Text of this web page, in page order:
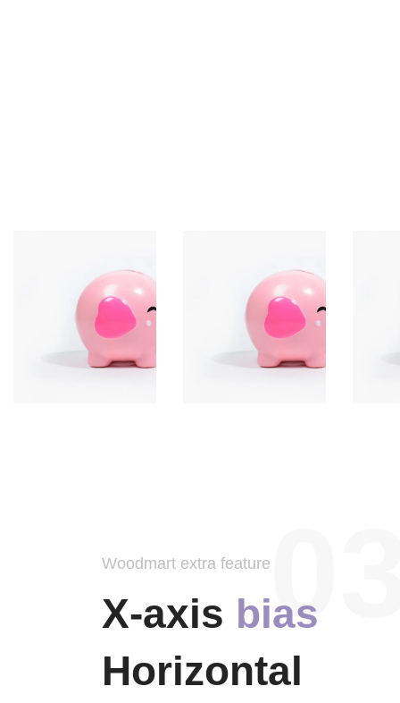
Woodmart extra feature
X-axis bias
Horizontal